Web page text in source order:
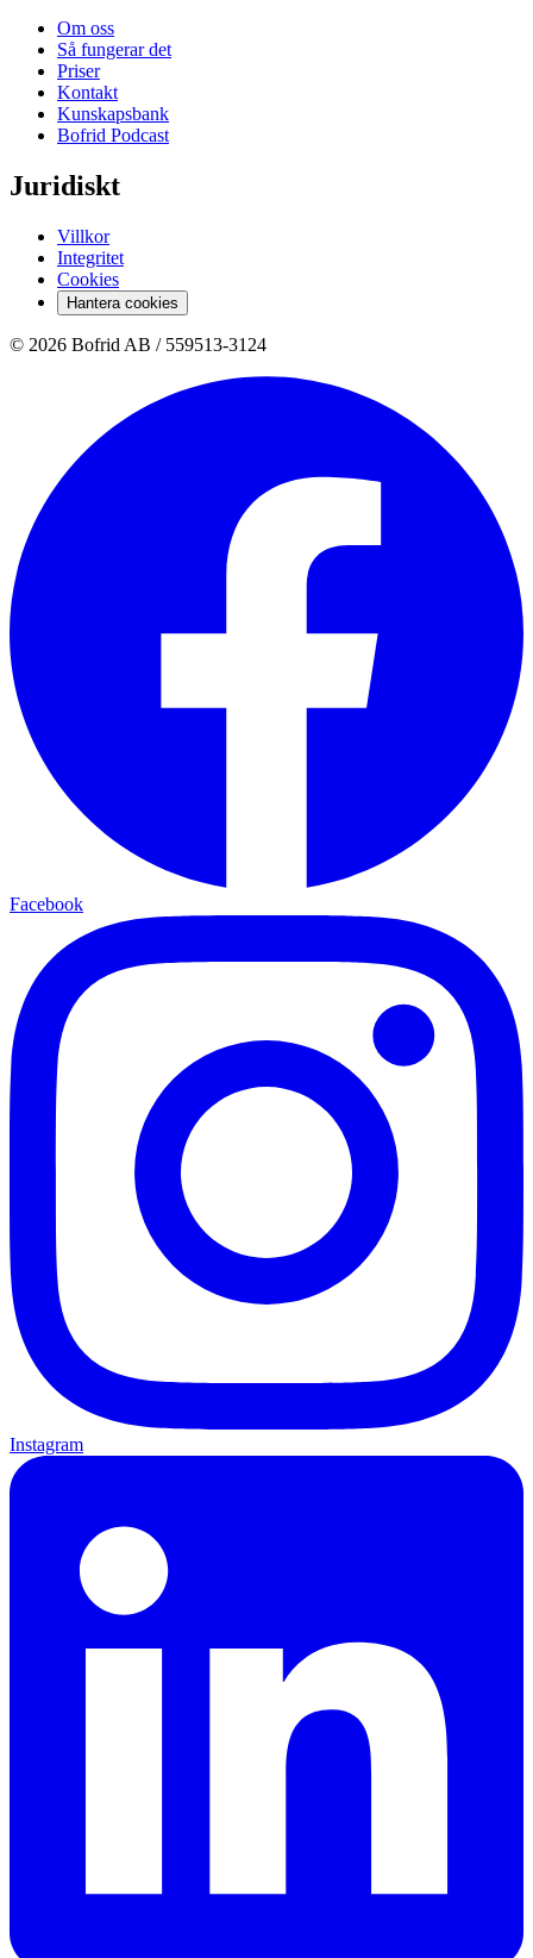
Om oss
Så fungerar det
Priser
Kontakt
Kunskapsbank
Bofrid Podcast
Juridiskt
Villkor
Integritet
Cookies
Hantera cookies
© 2026 Bofrid AB / 559513-3124
Facebook
Instagram